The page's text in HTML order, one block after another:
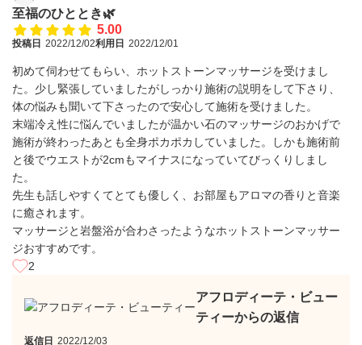
至福のひととき🌿
5.00
投稿日 2022/12/02利用日 2022/12/01
初めて伺わせてもらい、ホットストーンマッサージを受けまし
た。少し緊張していましたがしっかり施術の説明をして下さり、
体の悩みも聞いて下さったので安心して施術を受けました。
末端冷え性に悩んでいましたが温かい石のマッサージのおかげで
施術が終わったあとも全身ポカポカしていました。しかも施術前
と後でウエストが2cmもマイナスになっていてびっくりしまし
た。
先生も話しやすくてとても優しく、お部屋もアロマの香りと音楽
に癒されます。
マッサージと岩盤浴が合わさったようなホットストーンマッサー
ジおすすめです。
2
アフロディーテ・ビュー
ティーからの返信
返信日 2022/12/03